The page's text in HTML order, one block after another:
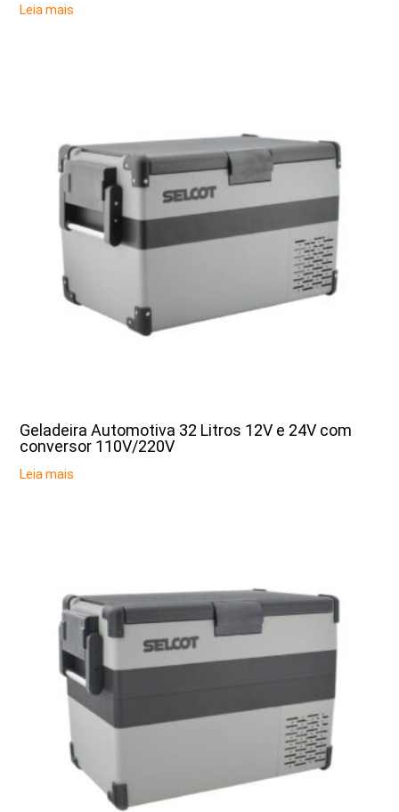
Leia mais
Geladeira Automotiva 32 Litros 12V e 24V com
conversor 110V/220V
Leia mais